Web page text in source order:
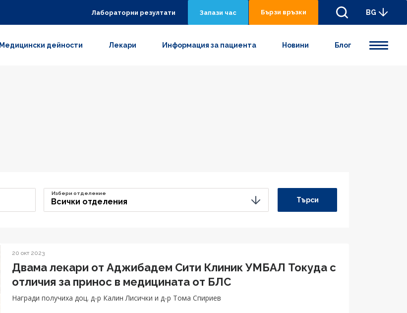
Лабораторни резултати Запази час Бързи връзки BG
Медицински дейности Лекари Информация за пациента Новини Блог
Всички отделения
Избери отделение
Търси
20 окт 2023
Двама лекари от Аджибадем Сити Клиник УМБАЛ Токуда с
отличия за принос в медицината от БЛС
Награди получиха доц. д-р Калин Лисички и д-р Тома Спириев